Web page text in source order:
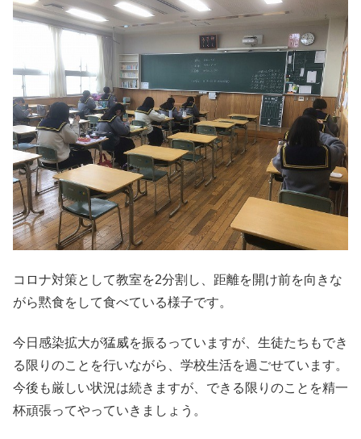
コロナ対策として教室を2分割し、距離を開け前を向きな
がら黙食をして食べている様子です。
今日感染拡大が猛威を振るっていますが、生徒たちもでき
る限りのことを行いながら、学校生活を過ごせています。
今後も厳しい状況は続きますが、できる限りのことを精一
杯頑張ってやっていきましょう。